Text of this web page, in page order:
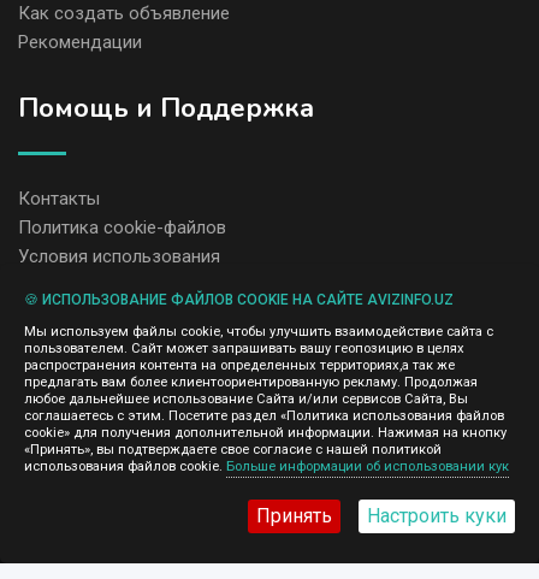
Как создать объявление
Рекомендации
Помощь и Поддержка
Контакты
Политика cookie-файлов
Условия использования
содержание размещенных объявлений.
Мы ценим конфиденциальность наших пользователей. Мы не
передаем и не продаем личную информацию зарегистрированных
пользователей AvizInfo.uz третьим лицам. Мы не отвечаем за
правила конфиденциальности сайтов на которые ссылается
AvizInfo.uz. На некоторых страницах нашего сайта представлена
реклама Google Adsense Advertising Network. Чтобы узнать
подробней о правилах конфиденциальности Googleнажмите тут
🍪 ИСПОЛЬЗОВАНИЕ ФАЙЛОВ COOKIE НА САЙТЕ AVIZINFO.UZ
Мы используем файлы cookie, чтобы улучшить взаимодействие сайта с
пользователем. Сайт может запрашивать вашу геопозицию в целях
распространения контента на определенных территориях,а так же
предлагать вам более клиентоориентированную рекламу. Продолжая
любое дальнейшее использование Сайта и/или сервисов Сайта, Вы
соглашаетесь с этим. Посетите раздел «Политика использования файлов
cookie» для получения дополнительной информации. Нажимая на кнопку
«Принять», вы подтверждаете свое согласие с нашей политикой
использования файлов cookie. Больше информации об использовании кук
Принять Настроить куки